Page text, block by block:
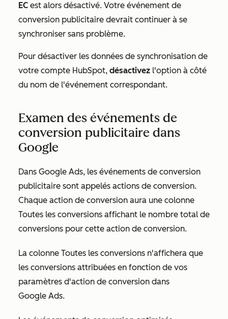
EC est alors désactivé. Votre événement de
conversion publicitaire devrait continuer à se
synchroniser sans problème.
Pour désactiver les données de synchronisation de
votre compte HubSpot, désactivez l'option à côté
du nom de l'événement correspondant.
Examen des événements de
conversion publicitaire dans
Google
Dans Google Ads, les événements de conversion
publicitaire sont appelés actions de conversion.
Chaque action de conversion aura une colonne
Toutes les conversions affichant le nombre total de
conversions pour cette action de conversion.
La colonne Toutes les conversions n'affichera que
les conversions attribuées en fonction de vos
paramètres d'action de conversion dans
Google Ads.